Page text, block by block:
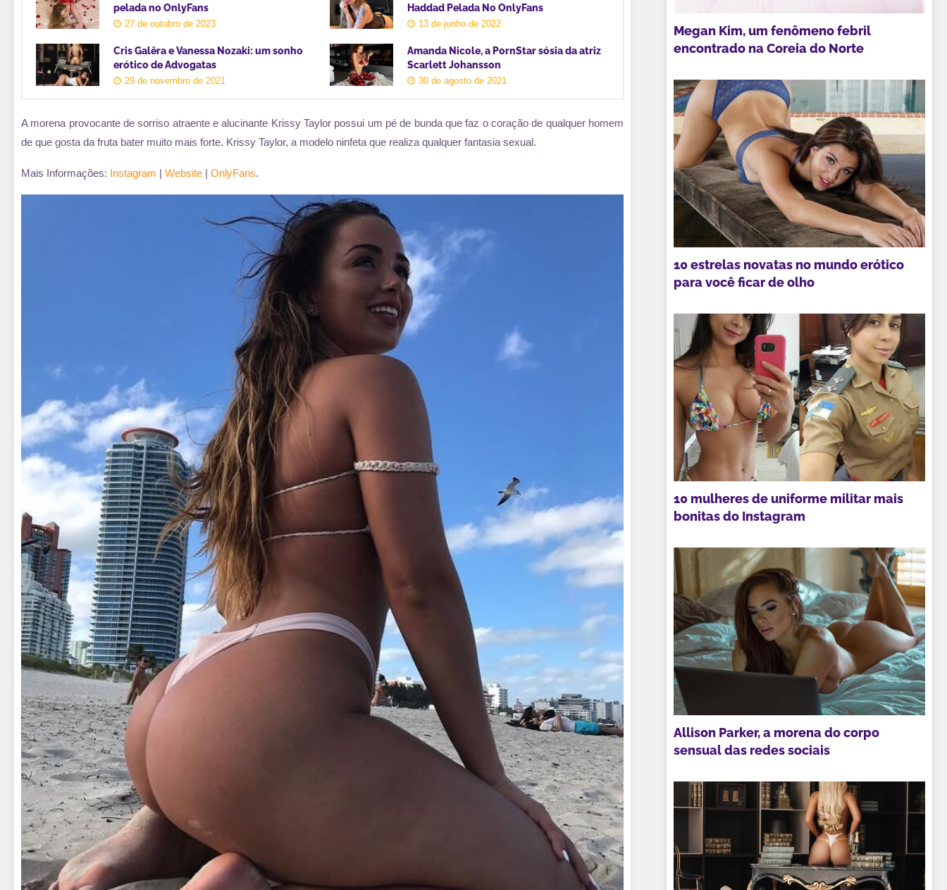
pelada no OnlyFans
27 de outubro de 2023
Haddad Pelada No OnlyFans
13 de junho de 2022
Cris Galêra e Vanessa Nozaki: um sonho
erótico de Advogatas
29 de novembro de 2021
Amanda Nicole, a PornStar sósia da atriz
Scarlett Johansson
30 de agosto de 2021
A morena provocante de sorriso atraente e alucinante Krissy Taylor possui um pé de bunda que faz o coração de qualquer homem
de que gosta da fruta bater muito mais forte. Krissy Taylor, a modelo ninfeta que realiza qualquer fantasia sexual.
Mais Informações: Instagram | Website | OnlyFans.
Megan Kim, um fenômeno febril
encontrado na Coreia do Norte
10 estrelas novatas no mundo erótico
para você ficar de olho
10 mulheres de uniforme militar mais
bonitas do Instagram
Allison Parker, a morena do corpo
sensual das redes sociais